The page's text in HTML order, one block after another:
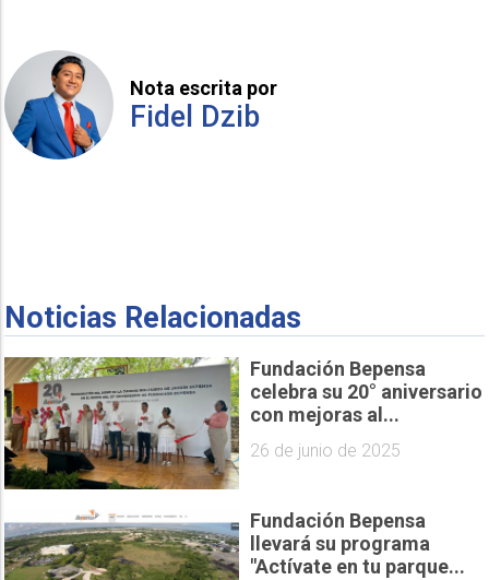
Nota escrita por
Fidel Dzib
Noticias Relacionadas
Fundación Bepensa
celebra su 20° aniversario
con mejoras al...
26 de junio de 2025
Fundación Bepensa
llevará su programa
"Actívate en tu parque...